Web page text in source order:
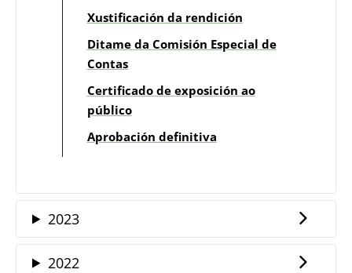
Xustificación da rendición
Ditame da Comisión Especial de
Contas
Certificado de exposición ao
público
Aprobación definitiva
2023
2022